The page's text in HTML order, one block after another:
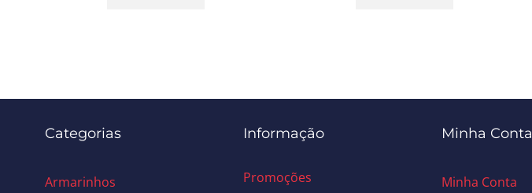
Categorias
Armarinhos
Informação
Promoções
Minha Conta
Minha Conta